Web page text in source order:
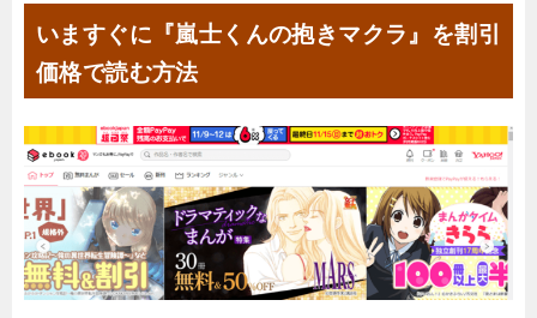
いますぐに『嵐士くんの抱きマクラ』を割引
価格で読む方法